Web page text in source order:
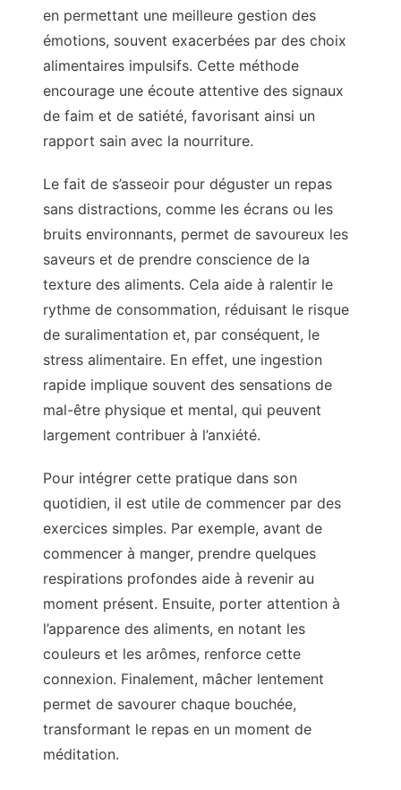
en permettant une meilleure gestion des
émotions, souvent exacerbées par des choix
alimentaires impulsifs. Cette méthode
encourage une écoute attentive des signaux
de faim et de satiété, favorisant ainsi un
rapport sain avec la nourriture.
Le fait de s’asseoir pour déguster un repas
sans distractions, comme les écrans ou les
bruits environnants, permet de savoureux les
saveurs et de prendre conscience de la
texture des aliments. Cela aide à ralentir le
rythme de consommation, réduisant le risque
de suralimentation et, par conséquent, le
stress alimentaire. En effet, une ingestion
rapide implique souvent des sensations de
mal-être physique et mental, qui peuvent
largement contribuer à l’anxiété.
Pour intégrer cette pratique dans son
quotidien, il est utile de commencer par des
exercices simples. Par exemple, avant de
commencer à manger, prendre quelques
respirations profondes aide à revenir au
moment présent. Ensuite, porter attention à
l’apparence des aliments, en notant les
couleurs et les arômes, renforce cette
connexion. Finalement, mâcher lentement
permet de savourer chaque bouchée,
transformant le repas en un moment de
méditation.